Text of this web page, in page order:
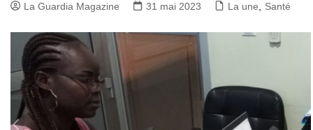
La Guardia Magazine 31 mai 2023 La une Santé